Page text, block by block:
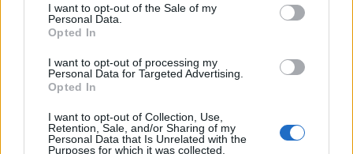
I want to opt-out of the Sale of my
Personal Data.
Opted In
I want to opt-out of processing my
Personal Data for Targeted Advertising.
Opted In
I want to opt-out of Collection, Use,
Retention, Sale, and/or Sharing of my
Personal Data that Is Unrelated with the
Purposes for which it was collected.